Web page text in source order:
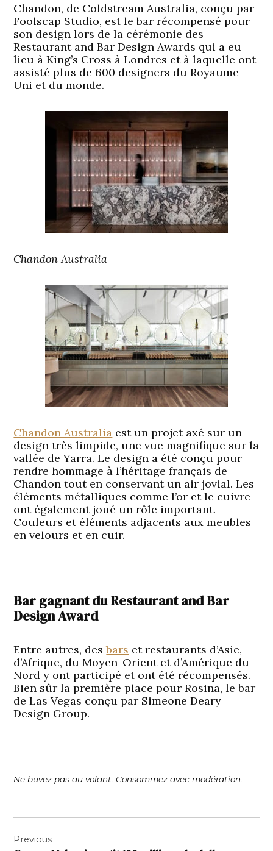
Chandon, de Coldstream Australia, conçu par
Foolscap Studio, est le bar récompensé pour
son design lors de la cérémonie des
Restaurant and Bar Design Awards qui a eu
lieu à King’s Cross à Londres et à laquelle ont
assisté plus de 600 designers du Royaume-
Uni et du monde.
Chandon Australia
Chandon Australia est un projet axé sur un
design très limpide, une vue magnifique sur la
vallée de Yarra. Le design a été conçu pour
rendre hommage à l’héritage français de
Chandon tout en conservant un air jovial. Les
éléments métalliques comme l’or et le cuivre
ont également joué un rôle important.
Couleurs et éléments adjacents aux meubles
en velours et en cuir.
Bar gagnant du Restaurant and Bar
Design Award
Entre autres, desbars et restaurants d’Asie,
d’Afrique, du Moyen-Orient et d’Amérique du
Nord y ont participé et ont été récompensés.
Bien sûr la première place pour Rosina, le bar
de Las Vegas conçu par Simeone Deary
Design Group.
Ne buvez pas au volant. Consommez avec modération.
de
Previous